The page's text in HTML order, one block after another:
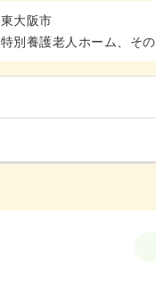
東大阪市
特別養護老人ホーム、そ